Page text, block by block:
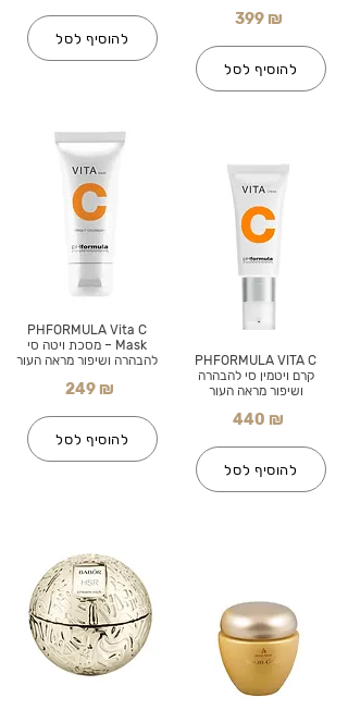
להוסיף לסל
PHFORMULA Vita C
Mask – מסכת ויטה סי
להבהרה ושיפור מראה העור
249 ₪
להוסיף לסל
399 ₪
להוסיף לסל
PHFORMULA VITA C
קרם ויטמין סי להבהרה
ושיפור מראה העור
440 ₪
להוסיף לסל